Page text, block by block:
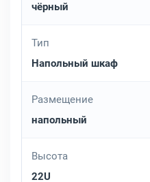
чёрный
Тип
Напольный шкаф
Размещение
напольный
Высота
22U